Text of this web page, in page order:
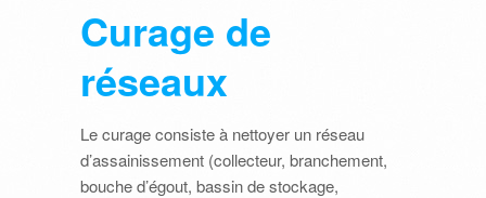
Curage de
réseaux
Le curage consiste à nettoyer un réseau
d’assainissement (collecteur, branchement,
bouche d’égout, bassin de stockage,